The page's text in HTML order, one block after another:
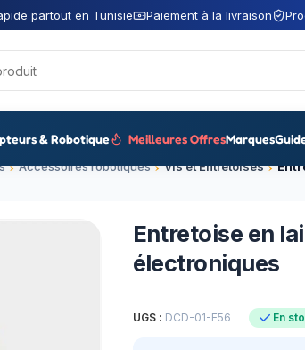
partout en Tunisie Paiement à la livraison
& Robotique Meilleures OffresMarques
Accessoires robotiques Vis et Entretoises
Entretoise en
électroniques
UGS : DCD-01-E56 En